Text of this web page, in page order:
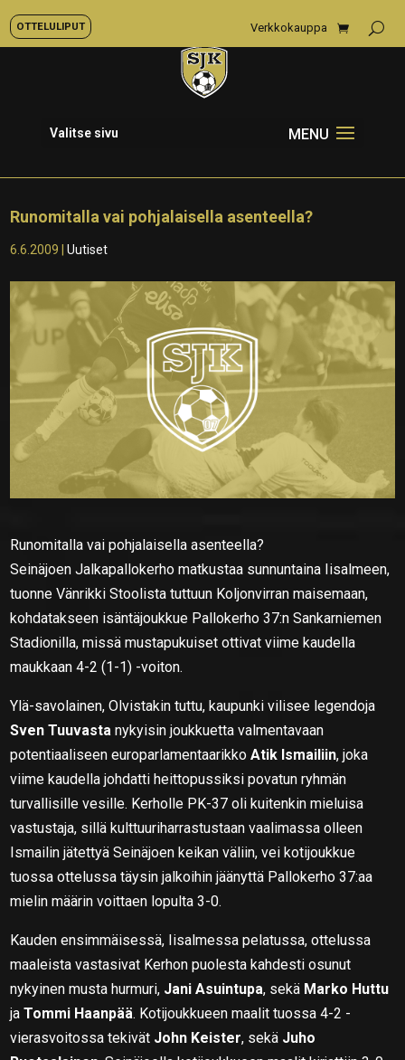
OTTELULIPUT Verkkokauppa
Valitse sivu
Runomitalla vai pohjalaisella asenteella?
6.6.2009 |Uutiset
Runomitalla vai pohjalaisella asenteella?
Seinäjoen Jalkapallokerho matkustaa sunnuntaina Iisalmeen,
tuonne Vänrikki Stoolista tuttuun Koljonvirran maisemaan,
kohdatakseen isäntäjoukkue Pallokerho 37:n Sankarniemen
Stadionilla, missä mustapukuiset ottivat viime kaudella
maukkaan 4-2 (1-1) -voiton.
Ylä-savolainen, Olvistakin tuttu, kaupunki vilisee legendoja
Sven Tuuvasta nykyisin joukkuetta valmentavaan
potentiaaliseen europarlamentaarikkoAtik Ismailiin, joka
viime kaudella johdatti heittopussiksi povatun ryhmän
turvallisille vesille. Kerholle PK-37 oli kuitenkin mieluisa
vastustaja, sillä kulttuuriharrastustaan vaalimassa olleen
Ismailin jätettyä Seinäjoen keikan väliin, vei kotijoukkue
tuossa ottelussa täysin jalkoihin jäänyttä Pallokerho 37:aa
mielin määrin voittaen lopulta 3-0.
Kauden ensimmäisessä, Iisalmessa pelatussa, ottelussa
maaleista vastasivat Kerhon puolesta kahdesti osunut
nykyinen musta hurmuri, Jani Asuintupa, sekä Marko Huttu
jaTommi Haanpää. Kotijoukkueen maalit tuossa 4-2 -
vierasvoitossa tekivät John Keister, sekä Juho